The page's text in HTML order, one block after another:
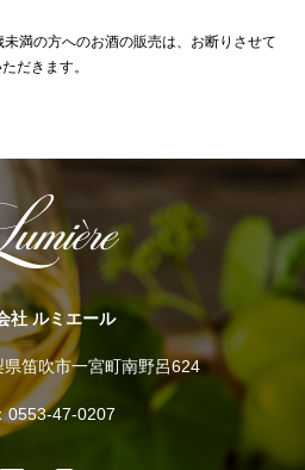
満の方へのお酒の販売は、お断りさせて
だきます。
社 ルミエール
笛吹市一宮町南野呂624
0553-47-0207